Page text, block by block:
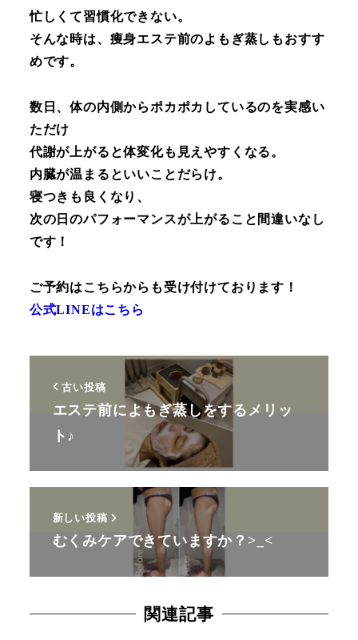
忙しくて習慣化できない。
そんな時は、痩身エステ前のよもぎ蒸しもおすす
めです。
数日、体の内側からポカポカしているのを実感い
ただけ
代謝が上がると体変化も見えやすくなる。
内臓が温まるといいことだらけ。
寝つきも良くなり、
次の日のパフォーマンスが上がること間違いなし
です！
ご予約はこちらからも受け付けております！
公式LINEはこちら
古い投稿
エステ前によもぎ蒸しをするメリッ
ト♪
新しい投稿
むくみケアできていますか？>_<
関連記事